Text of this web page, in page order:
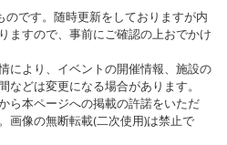
です。随時更新をしておりますが内
ますので、事前にご確認の上おでかけ
により、イベントの開催情報、施設の
どは変更になる場合があります。
ら本ページへの掲載の許諾をいただ
画像の無断転載(二次使用)は禁止で